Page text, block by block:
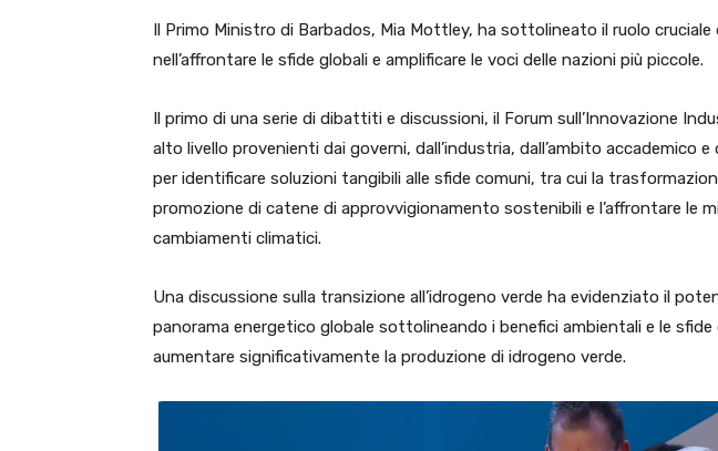
Il Primo Ministro di Barbados, Mia Mottley, ha sottolineato il ruolo cruciale
nell’affrontare le sfide globali e amplificare le voci delle nazioni più piccole.
Il primo di una serie di dibattiti e discussioni, il Forum sull’Innovazione
alto livello provenienti dai governi, dall’industria, dall’ambito accademico
per identificare soluzioni tangibili alle sfide comuni, tra cui la
promozione di catene di approvvigionamento sostenibili e l’affrontare le
cambiamenti climatici.
Una discussione sulla transizione all’idrogeno verde ha evidenziato il
panorama energetico globale sottolineando i benefici ambientali e le
aumentare significativamente la produzione di idrogeno verde.